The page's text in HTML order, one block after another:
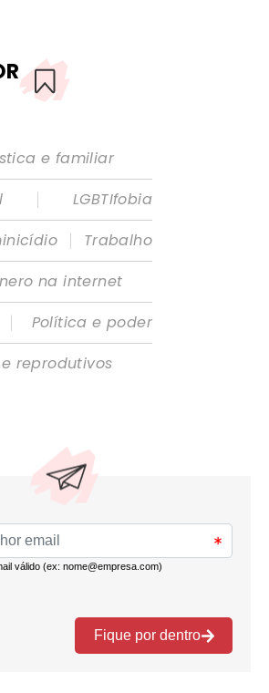
e familiar
|
LGBTIfobia
|
Trabalho
na internet
|
Política e poder
reprodutivos